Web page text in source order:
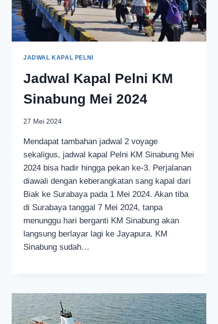
JADWAL KAPAL PELNI
Jadwal Kapal Pelni KM
Sinabung Mei 2024
27 Mei 2024
Mendapat tambahan jadwal 2 voyage
sekaligus, jadwal kapal Pelni KM Sinabung Mei
2024 bisa hadir hingga pekan ke-3. Perjalanan
diawali dengan keberangkatan sang kapal dari
Biak ke Surabaya pada 1 Mei 2024. Akan tiba
di Surabaya tanggal 7 Mei 2024, tanpa
menunggu hari berganti KM Sinabung akan
langsung berlayar lagi ke Jayapura. KM
Sinabung sudah…